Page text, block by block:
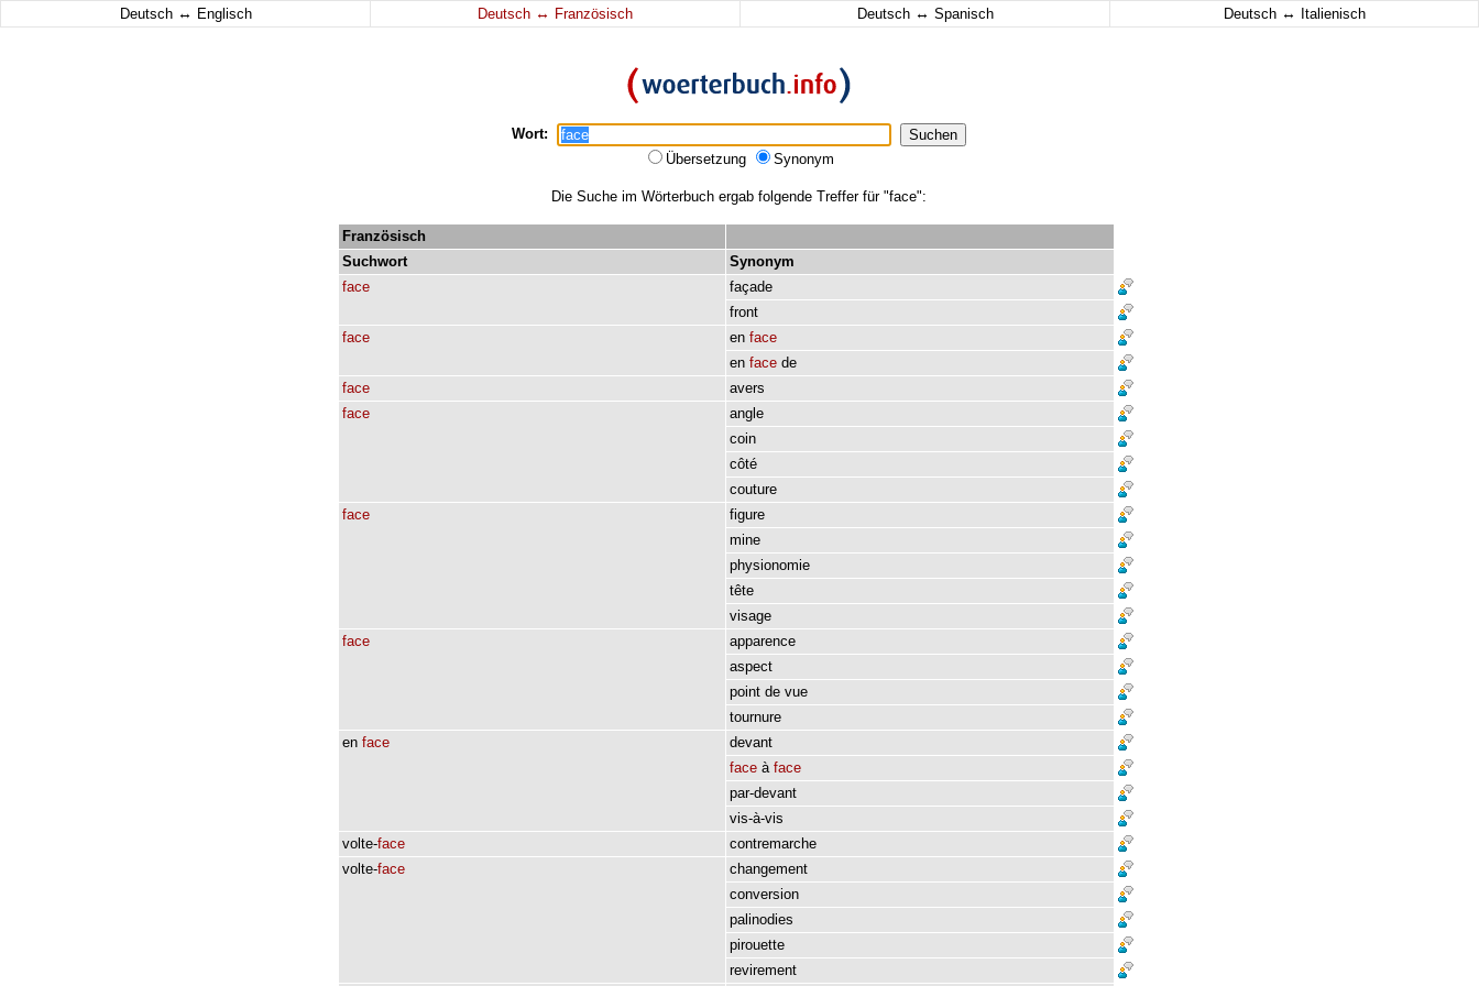
Deutsch ↔ Englisch Deutsch ↔ Französisch Deutsch ↔ Spanisch Deutsch ↔ Italienisch
Wort:
Übersetzung
Synonym
Die Suche im Wörterbuch ergab folgende Treffer für "face":
Französisch
Suchwort
Synonym
face
façade
front
face
en face
en face de
face
avers
face
angle
coin
côté
couture
face
figure
mine
physionomie
tête
visage
face
apparence
aspect
point de vue
tournure
en face
devant
face à face
par-devant
vis-à-vis
volte-face
contremarche
volte-face
changement
conversion
palinodies
pirouette
revirement